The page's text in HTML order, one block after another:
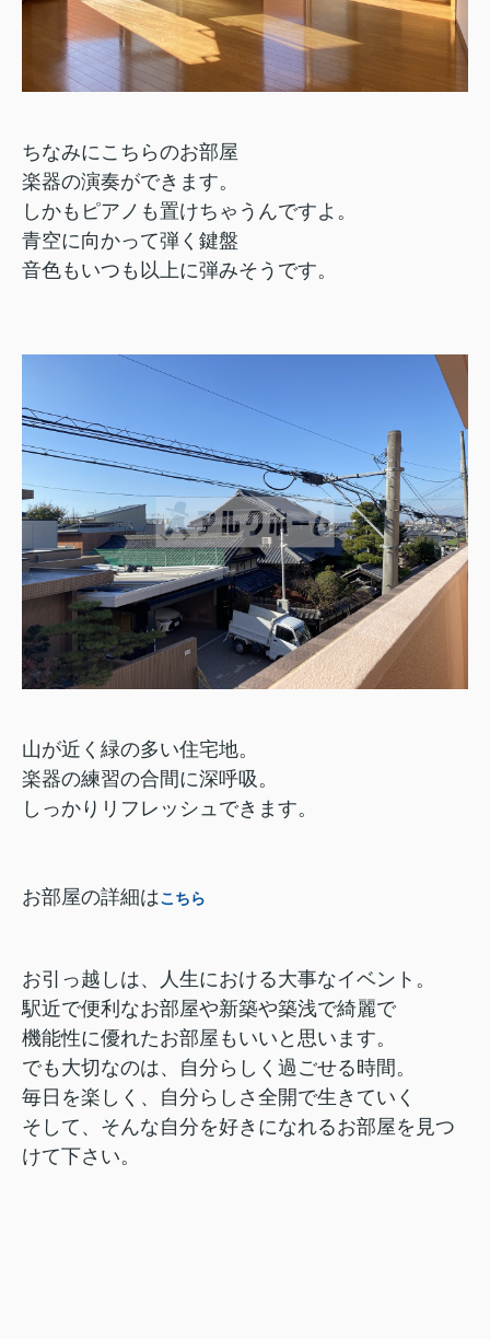
ちなみにこちらのお部屋
楽器の演奏ができます。
しかもピアノも置けちゃうんですよ。
青空に向かって弾く鍵盤
音色もいつも以上に弾みそうです。
山が近く緑の多い住宅地。
楽器の練習の合間に深呼吸。
しっかりリフレッシュできます。
お部屋の詳細はこちら
お引っ越しは、人生における大事なイベント。
駅近で便利なお部屋や新築や築浅で綺麗で
機能性に優れたお部屋もいいと思います。
でも大切なのは、自分らしく過ごせる時間。
毎日を楽しく、自分らしさ全開で生きていく
そして、そんな自分を好きになれるお部屋を見つ
けて下さい。